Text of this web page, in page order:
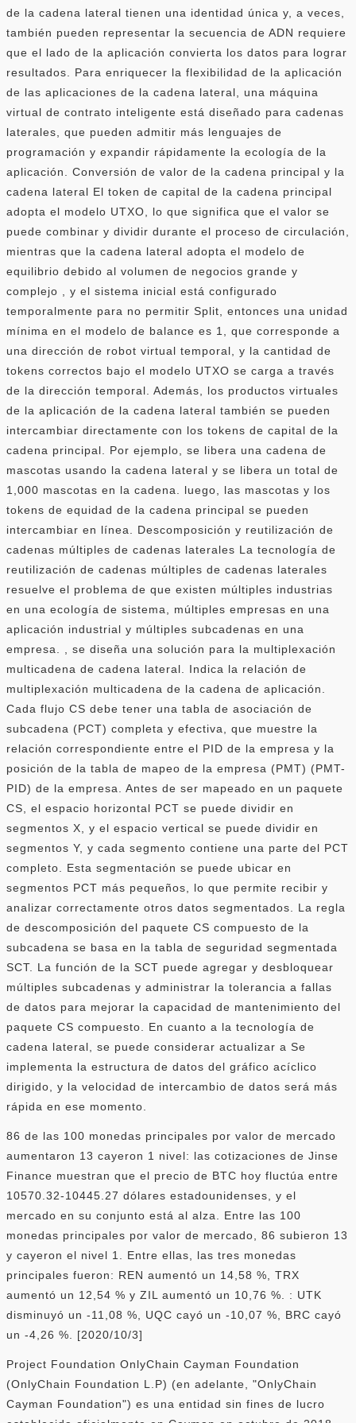
de la cadena lateral tienen una identidad única y, a veces,
también pueden representar la secuencia de ADN requiere
que el lado de la aplicación convierta los datos para lograr
resultados. Para enriquecer la flexibilidad de la aplicación
de las aplicaciones de la cadena lateral, una máquina
virtual de contrato inteligente está diseñado para cadenas
laterales, que pueden admitir más lenguajes de
programación y expandir rápidamente la ecología de la
aplicación. Conversión de valor de la cadena principal y la
cadena lateral El token de capital de la cadena principal
adopta el modelo UTXO, lo que significa que el valor se
puede combinar y dividir durante el proceso de circulación,
mientras que la cadena lateral adopta el modelo de
equilibrio debido al volumen de negocios grande y
complejo , y el sistema inicial está configurado
temporalmente para no permitir Split, entonces una unidad
mínima en el modelo de balance es 1, que corresponde a
una dirección de robot virtual temporal, y la cantidad de
tokens correctos bajo el modelo UTXO se carga a través
de la dirección temporal. Además, los productos virtuales
de la aplicación de la cadena lateral también se pueden
intercambiar directamente con los tokens de capital de la
cadena principal. Por ejemplo, se libera una cadena de
mascotas usando la cadena lateral y se libera un total de
1,000 mascotas en la cadena. luego, las mascotas y los
tokens de equidad de la cadena principal se pueden
intercambiar en línea. Descomposición y reutilización de
cadenas múltiples de cadenas laterales La tecnología de
reutilización de cadenas múltiples de cadenas laterales
resuelve el problema de que existen múltiples industrias
en una ecología de sistema, múltiples empresas en una
aplicación industrial y múltiples subcadenas en una
empresa. , se diseña una solución para la multiplexación
multicadena de cadena lateral. Indica la relación de
multiplexación multicadena de la cadena de aplicación.
Cada flujo CS debe tener una tabla de asociación de
subcadena (PCT) completa y efectiva, que muestre la
relación correspondiente entre el PID de la empresa y la
posición de la tabla de mapeo de la empresa (PMT) (PMT-
PID) de la empresa. Antes de ser mapeado en un paquete
CS, el espacio horizontal PCT se puede dividir en
segmentos X, y el espacio vertical se puede dividir en
segmentos Y, y cada segmento contiene una parte del PCT
completo. Esta segmentación se puede ubicar en
segmentos PCT más pequeños, lo que permite recibir y
analizar correctamente otros datos segmentados. La regla
de descomposición del paquete CS compuesto de la
subcadena se basa en la tabla de seguridad segmentada
SCT. La función de la SCT puede agregar y desbloquear
múltiples subcadenas y administrar la tolerancia a fallas
de datos para mejorar la capacidad de mantenimiento del
paquete CS compuesto. En cuanto a la tecnología de
cadena lateral, se puede considerar actualizar a Se
implementa la estructura de datos del gráfico acíclico
dirigido, y la velocidad de intercambio de datos será más
rápida en ese momento.
86 de las 100 monedas principales por valor de mercado
aumentaron 13 cayeron 1 nivel: las cotizaciones de Jinse
Finance muestran que el precio de BTC hoy fluctúa entre
10570.32-10445.27 dólares estadounidenses, y el
mercado en su conjunto está al alza. Entre las 100
monedas principales por valor de mercado, 86 subieron 13
y cayeron el nivel 1. Entre ellas, las tres monedas
principales fueron: REN aumentó un 14,58 %, TRX
aumentó un 12,54 % y ZIL aumentó un 10,76 %. : UTK
disminuyó un -11,08 %, UQC cayó un -10,07 %, BRC cayó
un -4,26 %. [2020/10/3]
Project Foundation OnlyChain Cayman Foundation
(OnlyChain Foundation L.P) (en adelante, "OnlyChain
Cayman Foundation") es una entidad sin fines de lucro